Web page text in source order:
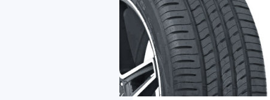
البحث عن
طريق
السيارة
البحث
بالمقاس
البحث
حسب
العلامة
التجارية